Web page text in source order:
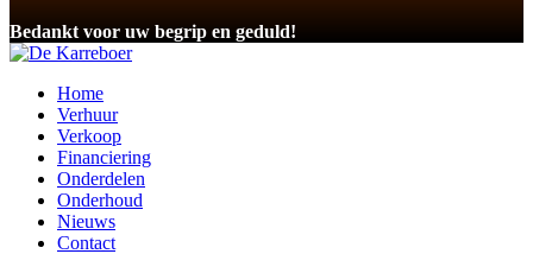
Bedankt voor uw begrip en geduld!
Home
Verhuur
Verkoop
Financiering
Onderdelen
Onderhoud
Nieuws
Contact